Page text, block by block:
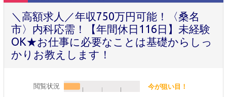
＼高額求人／年収750万円可能！〈桑名
市〉内科応需！【年間休日116日】未経験
OK★お仕事に必要なことは基礎からしっ
かりお教えします！
閲覧状況 今が狙い目！